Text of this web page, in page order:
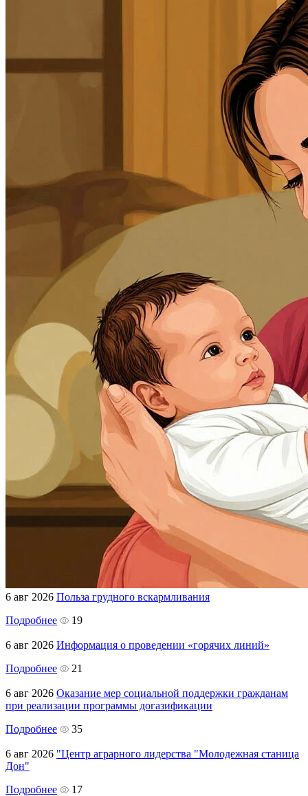
6 авг 2026 Польза грудного вскармливания
Подробнее
19
6 авг 2026 Информация о проведении «горячих линий»
Подробнее
21
6 авг 2026 Оказание мер социальной поддержки гражданам
при реализации программы догазификации
Подробнее
35
6 авг 2026 "Центр аграрного лидерства "Молодежная станица
Дон"
Подробнее
17